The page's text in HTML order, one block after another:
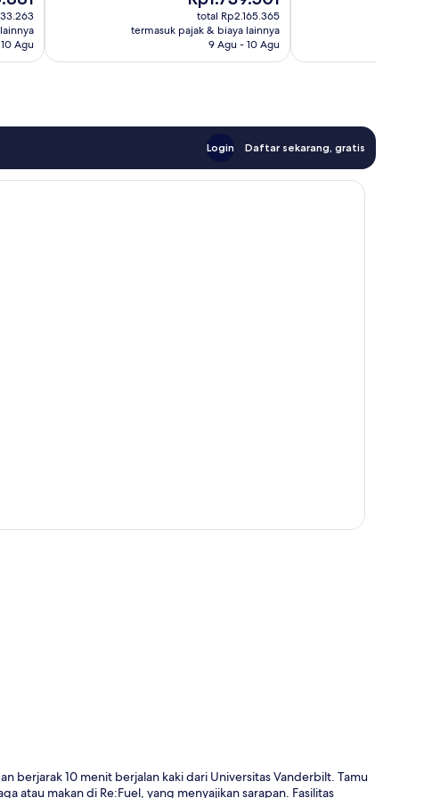
Agu
sekarang
Rp1.739.501
total Rp2.165.365
termasuk pajak & biaya lainnya
9 Agu - 10 Agu
Login Daftar sekarang, gratis
berjarak 10 menit berjalan kaki dari Universitas Vanderbilt. Tamu
atau makan di Re:Fuel, yang menyajikan sarapan. Fasilitas